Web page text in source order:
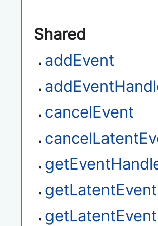
Shared
addEvent
cancelEvent